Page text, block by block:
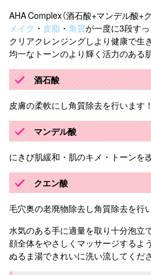
AHA Complex（酒石酸+マンデル酸+
メイク ・ 皮脂 ・ 角質が一度に3段すっ
クリアクレンジングしより健康で生
均一なトーンのより輝く活力のある
酒石酸
皮膚の柔軟にし角質除去を行います！
マンデル酸
にきび肌緩和・肌のキメ・トーンを
クエン酸
毛穴奥の老廃物除去し角質除去を行
水気のある手に適量を取り十分泡立
顔全体をやさしくマッサージするよ
ぬるま湯できれいに洗い流してくだ